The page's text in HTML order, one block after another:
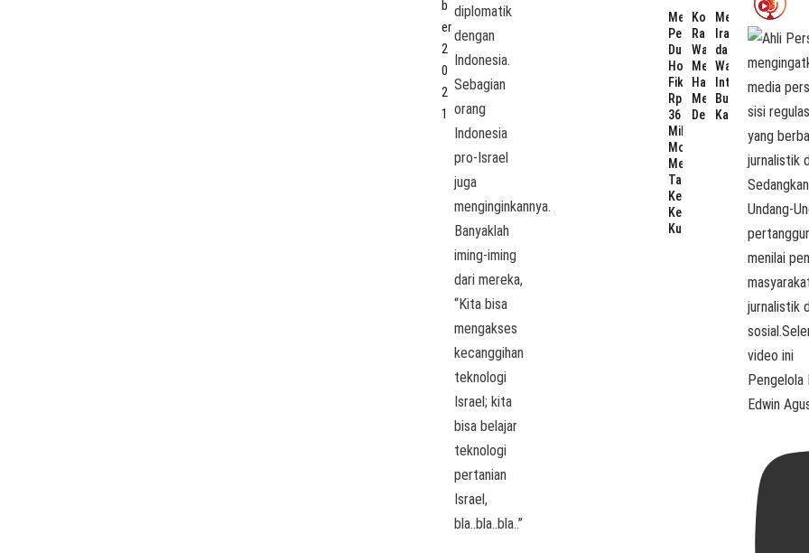
b
er
2
0
2
1
diplomatik
dengan
Indonesia.
Sebagian
orang
Indonesia
pro-Israel
juga
menginginkannya.
Banyaklah
iming-iming
dari mereka,
“Kita bisa
mengakses
kecanggihan
teknologi
Israel; kita
bisa belajar
teknologi
pertanian
Israel,
bla..bla..bla..”
Mengawal
Pengusutan
Dugaan
Honor
Fiktif
Rp
36
Miliar:
Momentum
Membersihkan
Tata
Kelola
Keuangan
Kukar
Koperasi
Rasa
Waralaba:
Mengkhianati
Hatta,
Menumbalkan
Desa
Megawati,
Iran,
dan
Warisan
Bung
Karno
Pengelola
Edwin